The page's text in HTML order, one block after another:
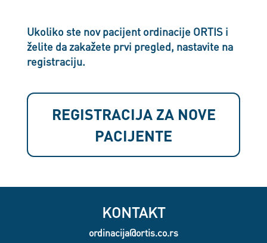
Ukoliko ste nov pacijent ordinacije ORTIS i
želite da zakažete prvi pregled, nastavite na
registraciju.
REGISTRACIJA ZA NOVE
PACIJENTE
KONTAKT
ordinacija@ortis.co.rs